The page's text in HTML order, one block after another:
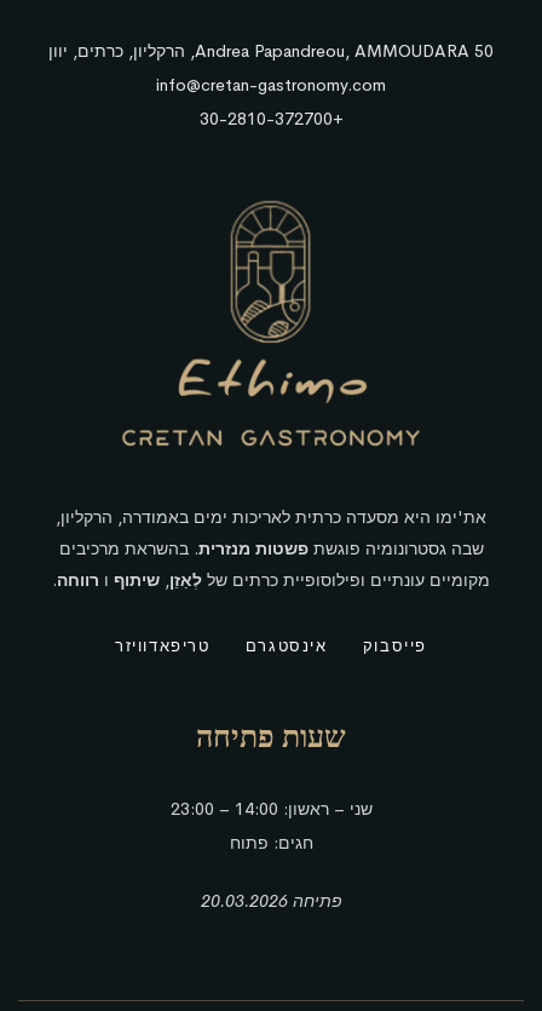
50 Andrea Papandreou, AMMOUDARA, הרקליון, כרתים, יוון
info@cretan-gastronomy.com
+30-2810-372700
את'ימו היא מסעדה כרתית לאריכות ימים באמודרה, הרקליון,
שבה גסטרונומיה פוגשתפשטות מנזרית. בהשראת מרכיבים
מקומיים עונתיים ופילוסופיית כרתים של לְאַזֵן, שיתוף ו רווחה.
פייסבוק אינסטגרם טריפאדוויזר
שעות פתיחה
שני – ראשון: 14:00 – 23:00
חגים: פתוח
פתיחה 20.03.2026